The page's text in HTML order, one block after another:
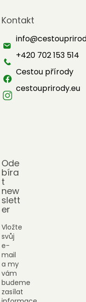
Kontakt
info@
+420 702 153 514
Cestou přírody
cestouprirody.eu
Ode
bíra
t
new
slett
er
Vložte
svůj
e-
mail
a my
vám
budeme
zasílat